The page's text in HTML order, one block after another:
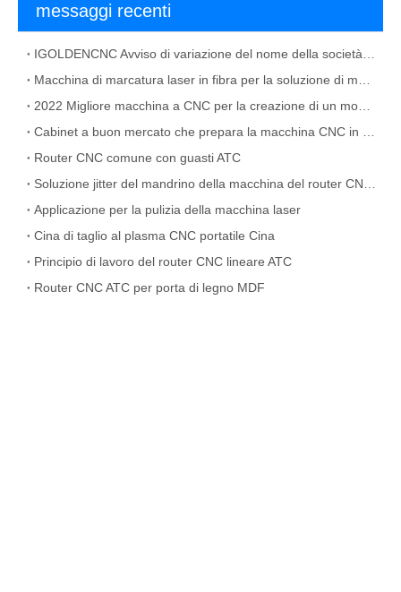
messaggi recenti
Router CNC comune con guasti ATC
Applicazione per la pulizia della macchina laser
Cina di taglio al plasma CNC portatile Cina
Principio di lavoro del router CNC lineare ATC
Router CNC ATC per porta di legno MDF